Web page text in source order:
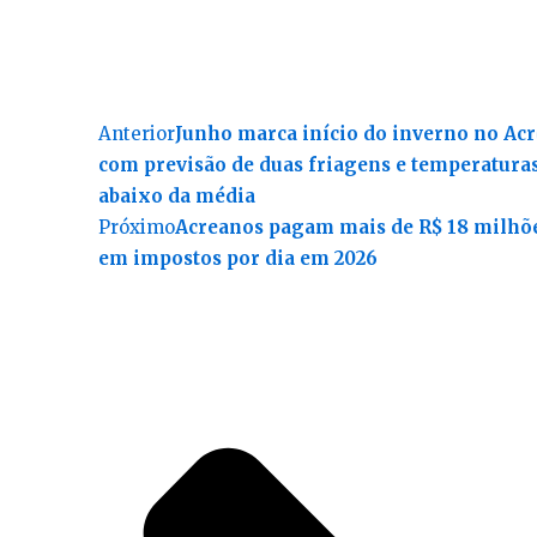
AnteriorJunho marca início do inverno no
com previsão de duas friagens e
abaixo da média
PróximoAcreanos pagam mais de R$ 18
em impostos por dia em 2026